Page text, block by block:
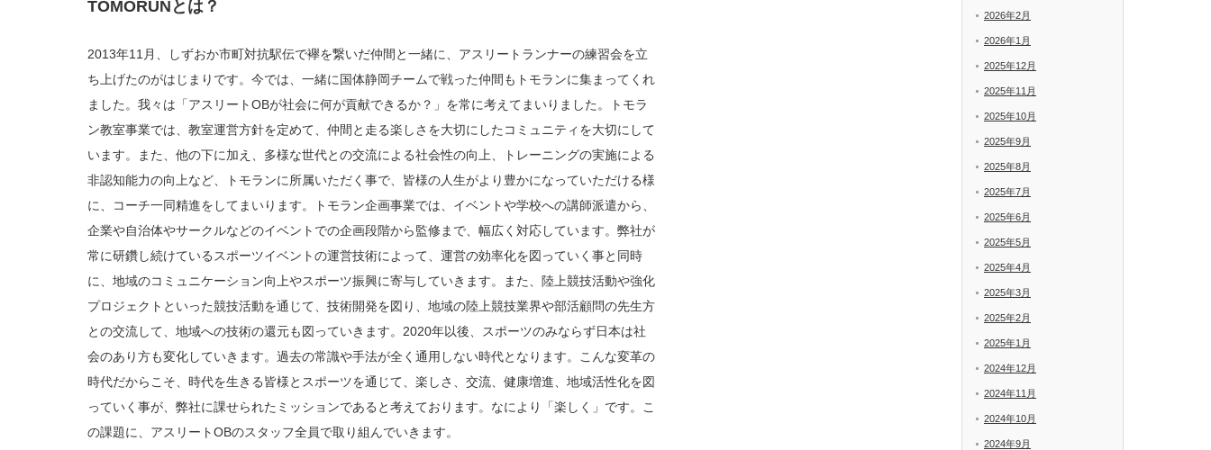
TOMORUNとは？
2013年11月、しずおか市町対抗駅伝で襷を繋いだ仲間と一緒に、アスリートランナーの練習会を立
ち上げたのがはじまりです。今では、一緒に国体静岡チームで戦った仲間もトモランに集まってくれ
ました。我々は「アスリートOBが社会に何が貢献できるか？」を常に考えてまいりました。トモラ
ン教室事業では、教室運営方針を定めて、仲間と走る楽しさを大切にしたコミュニティを大切にして
います。また、他の下に加え、多様な世代との交流による社会性の向上、トレーニングの実施による
非認知能力の向上など、トモランに所属いただく事で、皆様の人生がより豊かになっていただける様
に、コーチ一同精進をしてまいります。トモラン企画事業では、イベントや学校への講師派遣から、
企業や自治体やサークルなどのイベントでの企画段階から監修まで、幅広く対応しています。弊社が
常に研鑽し続けているスポーツイベントの運営技術によって、運営の効率化を図っていく事と同時
に、地域のコミュニケーション向上やスポーツ振興に寄与していきます。また、陸上競技活動や強化
プロジェクトといった競技活動を通じて、技術開発を図り、地域の陸上競技業界や部活顧問の先生方
との交流して、地域への技術の還元も図っていきます。2020年以後、スポーツのみならず日本は社
会のあり方も変化していきます。過去の常識や手法が全く通用しない時代となります。こんな変革の
時代だからこそ、時代を生きる皆様とスポーツを通じて、楽しさ、交流、健康増進、地域活性化を図
っていく事が、弊社に課せられたミッションであると考えております。なにより「楽しく」です。こ
の課題に、アスリートOBのスタッフ全員で取り組んでいきます。
2026年2月
2026年1月
2025年12月
2025年11月
2025年10月
2025年9月
2025年8月
2025年7月
2025年6月
2025年5月
2025年4月
2025年3月
2025年2月
2025年1月
2024年12月
2024年11月
2024年10月
2024年9月